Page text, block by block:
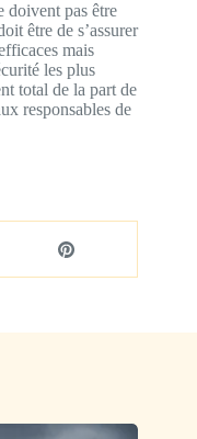
doivent pas être
être de s’assurer
mais
les plus
total de la part de
responsables de